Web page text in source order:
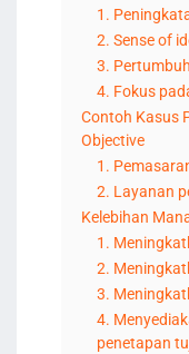
1.
2. Sense of
3.
4. Fokus
Contoh Kasus
Objective
1.
2. Layanan
Kelebihan
1.
2.
3.
4.
penetapan